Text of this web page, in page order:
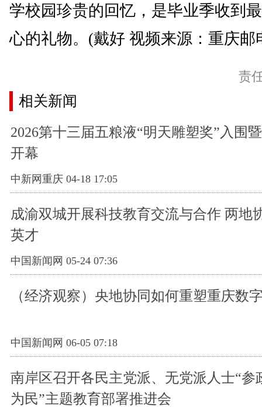
学校园珍贵的回忆，是毕业季收到
心的礼物。(戴好 视频来源：重庆邮
责
相关新闻
2026第十三届五粮液“明天雕塑奖”入围
开幕
中新网重庆 04-18 17:05
成渝双城开展科技教育交流与合作 两地
英才
中国新闻网 05-24 07:36
（经济观察）央地协同如何重塑重庆数
中国新闻网 06-05 07:18
南岸区召开各民主党派、无党派人士“参
为民”主题教育部署推进会